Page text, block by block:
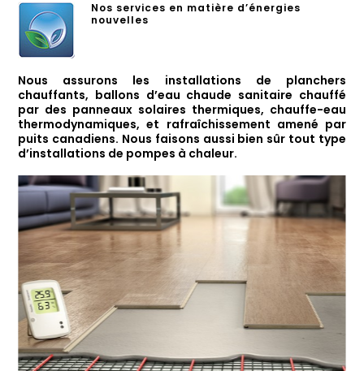
Nos services en matière d’énergies
nouvelles
Nous assurons les installations de planchers
chauffants, ballons d’eau chaude sanitaire chauffé
par des panneaux solaires thermiques, chauffe-eau
thermodynamiques, et rafraîchissement amené par
puits canadiens. Nous faisons aussi bien sûr tout type
d’installations de pompes à chaleur.